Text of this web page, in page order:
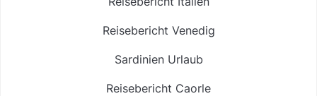
Reisebericht Venedig
Sardinien Urlaub
Reisebericht Caorle